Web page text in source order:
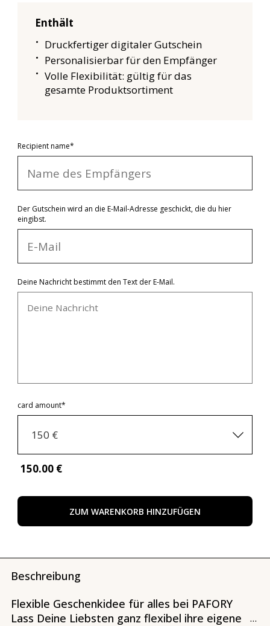
Enthält
Druckfertiger digitaler Gutschein
Personalisierbar für den Empfänger
Volle Flexibilität: gültig für das
gesamte Produktsortiment
Recipient name*
Der Gutschein wird an die E-Mail-Adresse geschickt, die du hier
eingibst.
Deine Nachricht bestimmt den Text der E-Mail.
card amount*
150 €
150.00 €
ZUM WARENKORB HINZUFÜGEN
Beschreibung
Flexible Geschenkidee für alles bei PAFORY
Lass Deine Liebsten ganz flexibel ihre eigene
...